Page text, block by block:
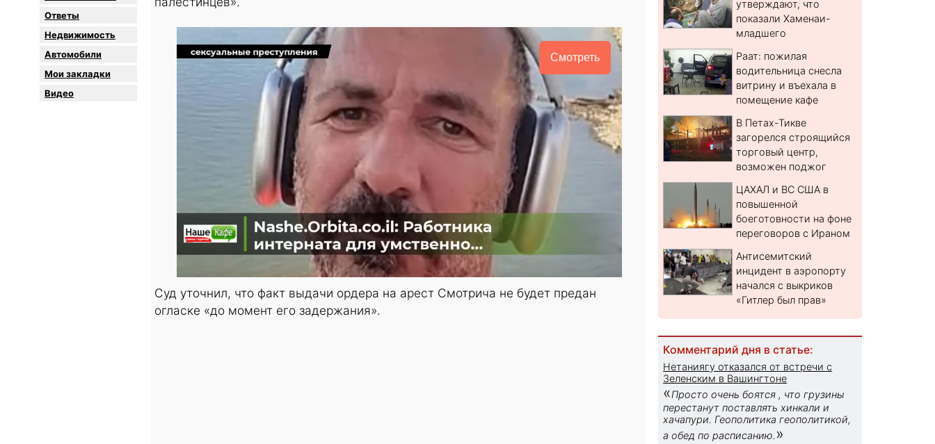
Oтветы
Недвижимость
Автомобили
Мои закладки
Видео
Смотреть
Суд уточнил, что факт выдачи ордера на арест Смотрича не будет предан
огласке «до момент его задержания».
утверждают, что
показали Хаменаи-
младшего
Раат: пожилая
водительница снесла
витрину и въехала в
помещение кафе
В Петах-Тикве
загорелся строящийся
торговый центр,
возможен поджог
ЦАХАЛ и ВС США в
повышенной
боеготовности на фоне
переговоров с Ираном
Антисемитский
инцидент в аэропорту
начался с выкриков
«Гитлер был прав»
Комментарий дня в статье:
Нетаниягу отказался от встречи с
Зеленским в Вашингтоне
«Просто очень боятся , что грузины
перестанут поставлять хинкали и
хачапури. Геополитика геополитикой,
а обед по расписанию. »